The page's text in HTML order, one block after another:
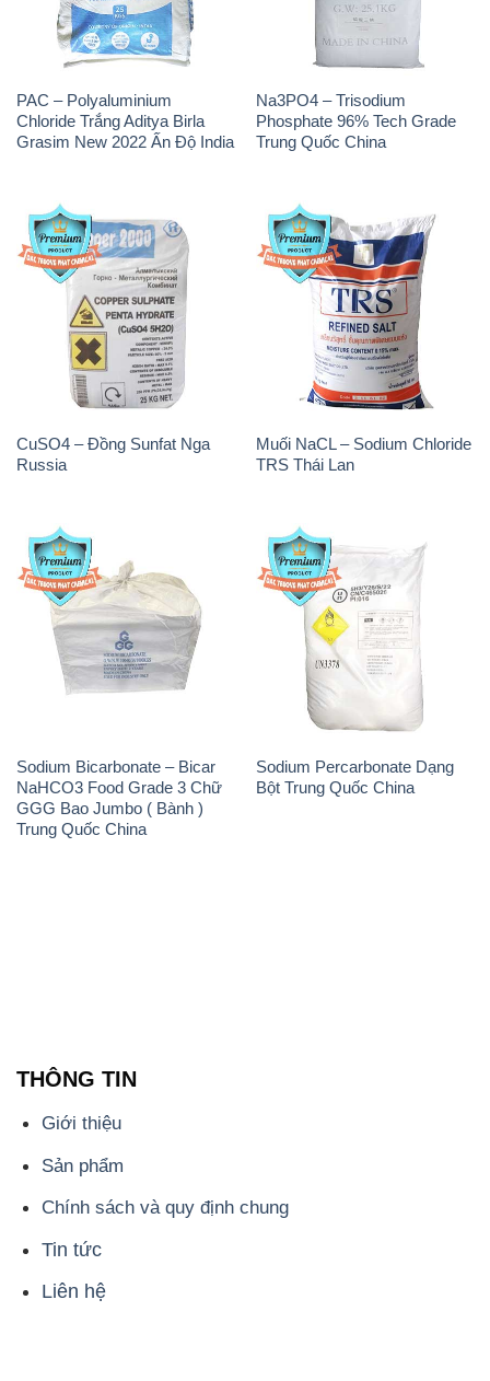
PAC – Polyaluminium
Chloride Trắng Aditya Birla
Grasim New 2022 Ấn Độ India
Na3PO4 – Trisodium
Phosphate 96% Tech Grade
Trung Quốc China
CuSO4 – Đồng Sunfat Nga
Russia
Muối NaCL – Sodium Chloride
TRS Thái Lan
Sodium Bicarbonate – Bicar
NaHCO3 Food Grade 3 Chữ
GGG Bao Jumbo ( Bành )
Trung Quốc China
Sodium Percarbonate Dạng
Bột Trung Quốc China
THÔNG TIN
Giới thiệu
Sản phẩm
Chính sách và quy định chung
Tin tức
Liên hệ